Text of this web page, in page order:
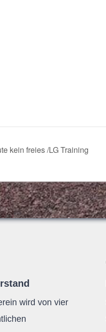
kein freies/​LG Training
wird von vier